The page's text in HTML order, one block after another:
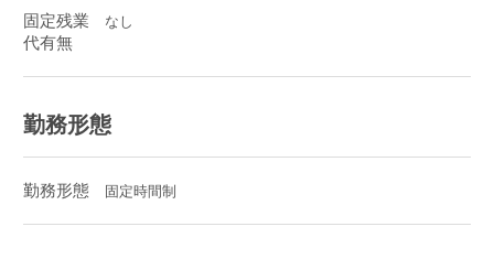
固定残業
代有無
なし
勤務形態
勤務形態 固定時間制